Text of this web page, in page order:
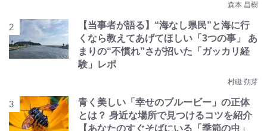
森本 昌樹
【当事者が語る】“海なし県民”と海に行
くなら教えてあげてほしい「3つの事」 あ
まりの“不慣れ”さが招いた「ガッカリ経
験」レポ
村磁 朔芽
青く美しい「幸せのブルービー」の正体
とは？ 身近な場所で見つけるコツを紹介
【あなたのすぐそばにいる「季節の虫」